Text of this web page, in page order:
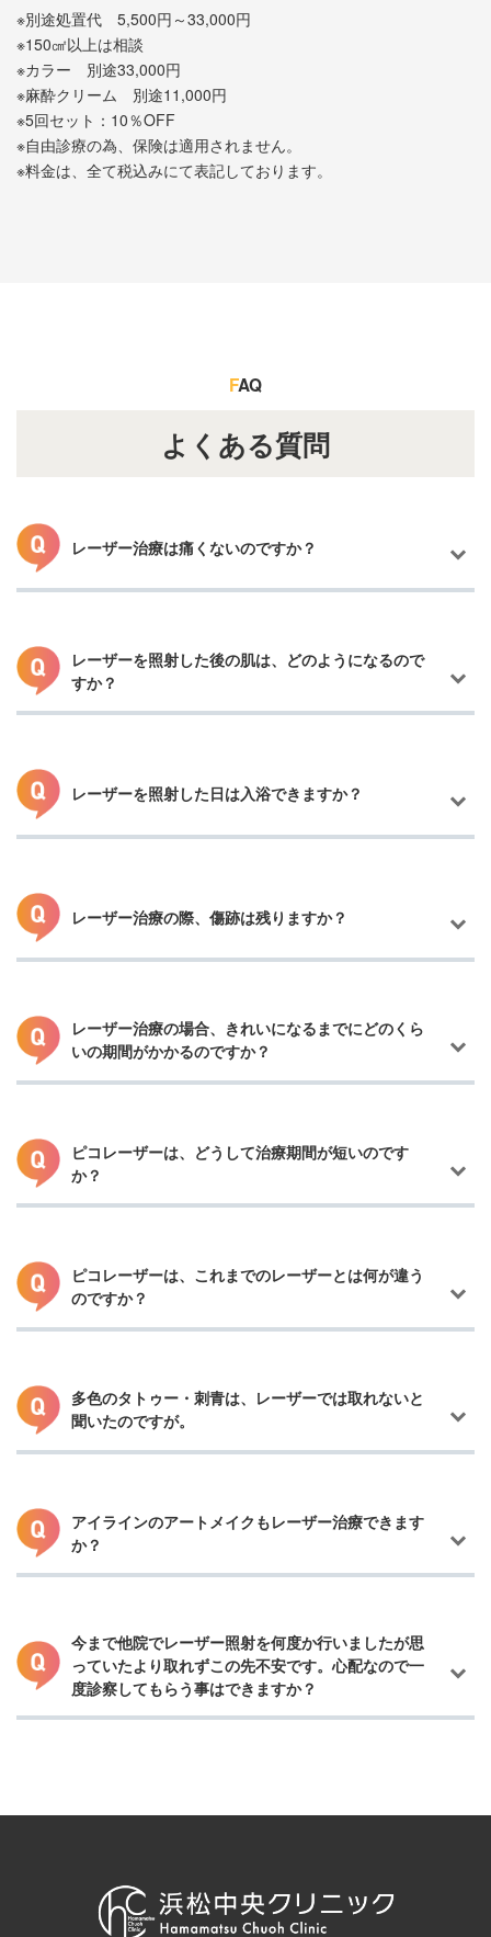
※別途処置代 5,500円～33,000円
※150㎠以上は相談
※カラー 別途33,000円
※麻酔クリーム 別途11,000円
※5回セット：10％OFF
※自由診療の為、保険は適用されません。
※料金は、全て税込みにて表記しております。
FAQ
よくある質問
レーザー治療は痛くないのですか？
ゴムを弾く程度の痛さと言われていますが、痛みの感じ方は個人
差があり、照射する部位によっても異なります。
レーザーを照射した後の肌は、どのようになるので
すか？
従来のレーザーですと白くなりやすく、ムラや色素沈着、ヤケド
跡が残ってしまうことがありましたが、最新ピコレーザーはイン
照射直後は、軟膏薬やテープを使用して、照射した部位を保護し
ます。かさぶたは、1～2週間程で剥がれますが、かさぶたが剥が
れた後の肌は、とてもデリケートな状態ですので、肌へのダメー
レーザーを照射した日は入浴できますか？
当日から患部を濡らさないようにしてシャワー浴が可能です。
入浴は施術部位が乾燥してから可能になります。
レーザー治療の際、傷跡は残りますか？
メスを使いませんので傷にはなりません。ただし、タトゥー・刺
青を入れたことで、すでに肌へダメージを与えているため、肌の
少ないので、治療跡がほとんど分からなくなります。
レーザー治療の場合、きれいになるまでにどのくら
いの期間がかかるのですか？
治療期間については、タトゥーの範囲や色、深さによって個人差
があるものになり、回数を重ねてまだらに薄くなっていくものに
になりますので、大体手彫りの方は～5回ほど、お店で入れた方は
5回以上10回前後になります。満足度は個人差があるものになりま
すのでご自身の満足度によって回数が異なっていきます。
ピコレーザーは、どうして治療期間が短いのです
か？
ピコレーザーはヤグレーザーなどに比べ、タトゥー・刺青の色素
を細かく砕くことができるため、照射回数が少なくなります。肌
ピコレーザーは、これまでのレーザーとは何が違う
のですか？
ピコレーザーとは、ピコセカンド（1兆分の1）で照射できるレー
ザーのことです。
ゥー・刺青の色素を粉砕するパワーもアップしています。これま
では難しいと言われていた多色のタトゥー・刺青にも対応がで
き、肌へのダメージが少ないのも特長です。
多色のタトゥー・刺青は、レーザーでは取れないと
聞いたのですが。
従来から使用しているYAGレーザーやアレキサンドライトレーザ
ー、ルビーレーザーは、赤や黒の色素には対応しますが、その他
しかしながら、色素の破砕力が強いピコレーザーが登場したこと
で、多色のタトゥー・刺青にも対応できるようになりました。
アイラインのアートメイクもレーザー治療できます
か？
可能です。眼球に害を与えない為にアイシールドを装着しての施
行となりますので、治療は安全です。
今まで他院でレーザー照射を何度か行いましたが思
っていたより取れずこの先不安です。心配なので一
度診察してもらう事はできますか？
可能です。タトゥーの中でもトライバルの様な真っ黒にしっかり
診察にて判断させて頂きますので一度ご相談へお越しください。